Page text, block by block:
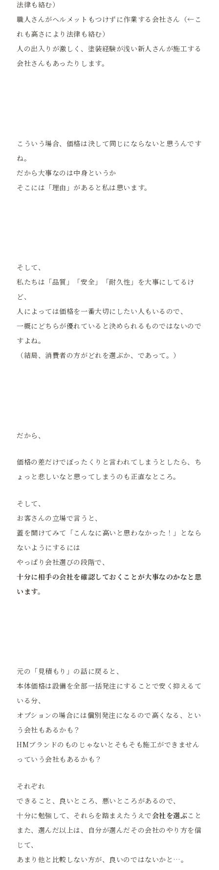
法律も絡む）
職人さんがヘルメットもつけずに作業する会社さん（←こ
れも高さにより法律も絡む）
人の出入りが激しく、塗装経験が浅い新人さんが施工する
会社さんもあったりします。
こういう場合、価格は決して同じにならないと思うんです
ね。
だから大事なのは中身というか
そこには「理由」があると私は思います。
そして、
私たちは「品質」「安全」「耐久性」を大事にしてるけ
ど、
人によっては価格を一番大切にしたい人もいるので、
一概にどちらが優れていると決められるものではないので
すよね。
（結局、消費者の方がどれを選ぶか、であって。）
だから、
価格の差だけでぼったくりと言われてしまうとしたら、ち
ょっと悲しいなと思ってしまうのも正直なところ。
そして、
お客さんの立場で言うと、
蓋を開けてみて「こんなに高いと思わなかった！」となら
ないようにするには
やっぱり会社選びの段階で、
十分に相手の会社を確認しておくことが大事なのかなと思
います。
元の「見積もり」の話に戻ると、
本体価格は設備を全部一括発注にすることで安く抑えるて
いる分、
オプションの場合には個別発注になるので高くなる、とい
う会社もあるかも？
HMブランドのものじゃないとそもそも施工ができません
っていう会社もあるかも？
それぞれ
できること、良いところ、悪いところがあるので、
十分に勉強して、それらを踏まえたうえで会社を選ぶこと
また、選んだ以上は、自分が選んだその会社のやり方を信
じて、
あまり他と比較しない方が、良いのではないかと…。